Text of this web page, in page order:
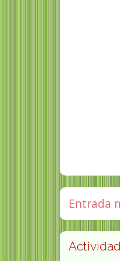
Entrada